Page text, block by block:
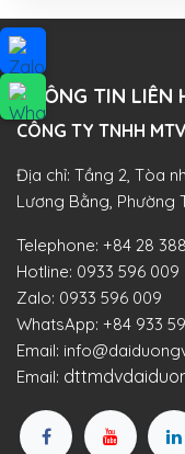
THÔNG TIN LIÊN
CÔNG TY TNHH
Địa chỉ: Tầng 2, Tòa
Lương Bằng, Phường
Telephone: +84 28
Hotline: 0933 596 009
Zalo: 0933 596 009
WhatsApp: +84 933
Email:
Email: